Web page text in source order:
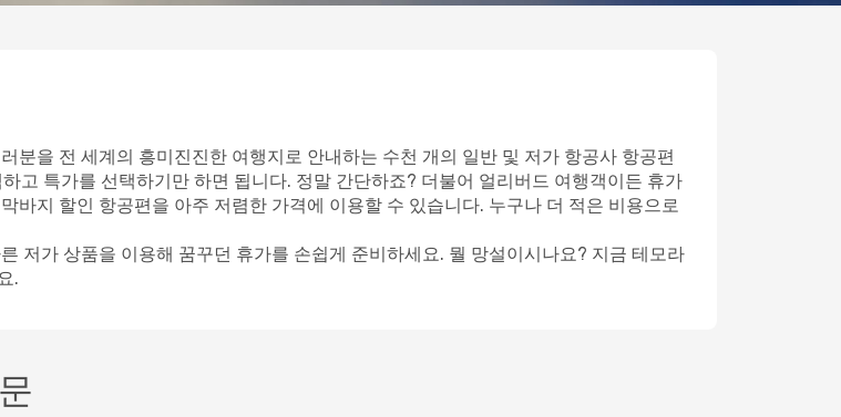
분을 전 세계의 흥미진진한 여행지로 안내하는 수천 개의 일반 및 저가 항공사 항공편
고 특가를 선택하기만 하면 됩니다. 정말 간단하죠? 더불어 얼리버드 여행객이든 휴가
바지 할인 항공편을 아주 저렴한 가격에 이용할 수 있습니다. 누구나 더 적은 비용으로
저가 상품을 이용해 꿈꾸던 휴가를 손쉽게 준비하세요. 뭘 망설이시나요? 지금 테모라
.